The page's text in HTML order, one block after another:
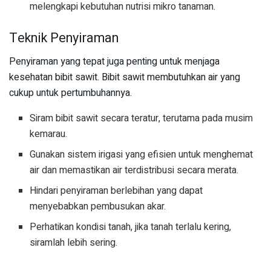
melengkapi kebutuhan nutrisi mikro tanaman.
Teknik Penyiraman
Penyiraman yang tepat juga penting untuk menjaga
kesehatan bibit sawit. Bibit sawit membutuhkan air yang
cukup untuk pertumbuhannya.
Siram bibit sawit secara teratur, terutama pada musim
kemarau.
Gunakan sistem irigasi yang efisien untuk menghemat
air dan memastikan air terdistribusi secara merata.
Hindari penyiraman berlebihan yang dapat
menyebabkan pembusukan akar.
Perhatikan kondisi tanah, jika tanah terlalu kering,
siramlah lebih sering.